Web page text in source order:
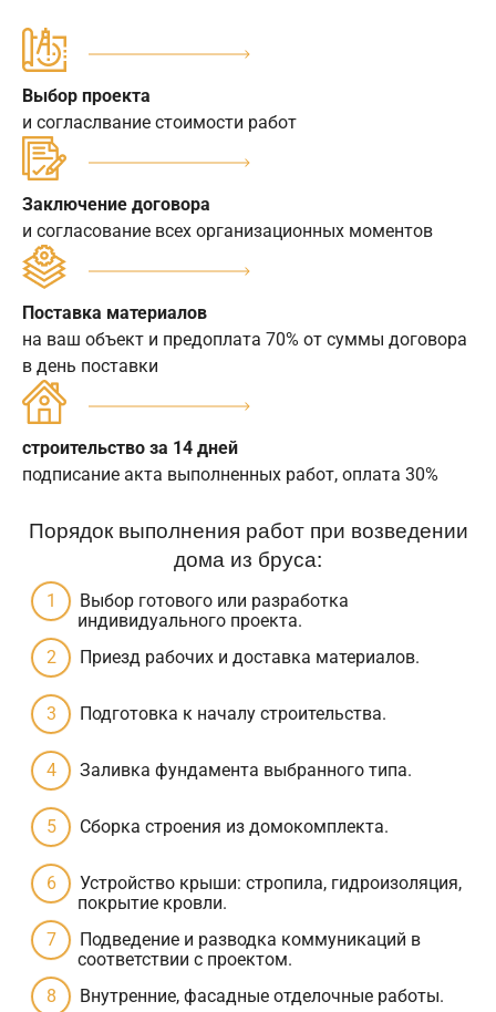
Выбор проекта
и согласлвание стоимости работ
Заключение договора
и согласование всех организационных моментов
Поставка материалов
на ваш объект и предоплата 70% от суммы договора
в день поставки
строительство за 14 дней
подписание акта выполненных работ, оплата 30%
Порядок выполнения работ при возведении
дома из бруса:
Выбор готового или разработка
индивидуального проекта.
Приезд рабочих и доставка материалов.
Подготовка к началу строительства.
Заливка фундамента выбранного типа.
Сборка строения из домокомплекта.
Устройство крыши: стропила, гидроизоляция,
покрытие кровли.
Подведение и разводка коммуникаций в
соответствии с проектом.
Внутренние, фасадные отделочные работы.